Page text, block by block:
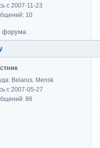
с 2007-11-23
10
форума
Belarus, Mensk
с 2007-05-27
86